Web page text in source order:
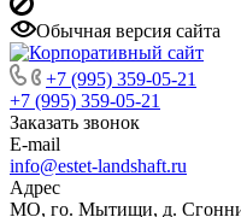
Обычная версия сайта
+7 (995) 359-05-21
+7 (995) 359-05-21
Заказать звонок
E-mail
info@estet-landshaft.ru
Адрес
МО, го. Мытищи, д.